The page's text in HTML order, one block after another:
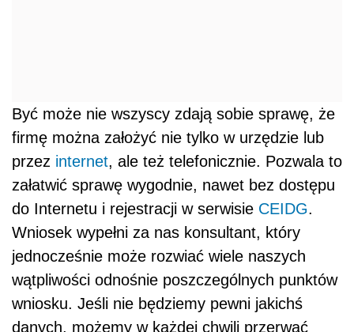
Być może nie wszyscy zdają sobie sprawę, że
firmę można założyć nie tylko w urzędzie lub
przez internet, ale też telefonicznie. Pozwala to
załatwić sprawę wygodnie, nawet bez dostępu
do Internetu i rejestracji w serwisie CEIDG.
Wniosek wypełni za nas konsultant, który
jednocześnie może rozwiać wiele naszych
wątpliwości odnośnie poszczególnych punktów
wniosku. Jeśli nie będziemy pewni jakichś
danych, możemy w każdej chwili przerwać